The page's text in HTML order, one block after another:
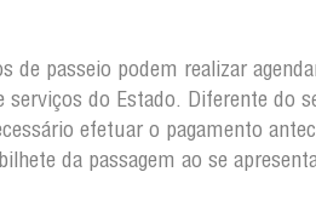
de passeio podem realizar
do Estado. Diferente do
efetuar o pagamento
da passagem ao se